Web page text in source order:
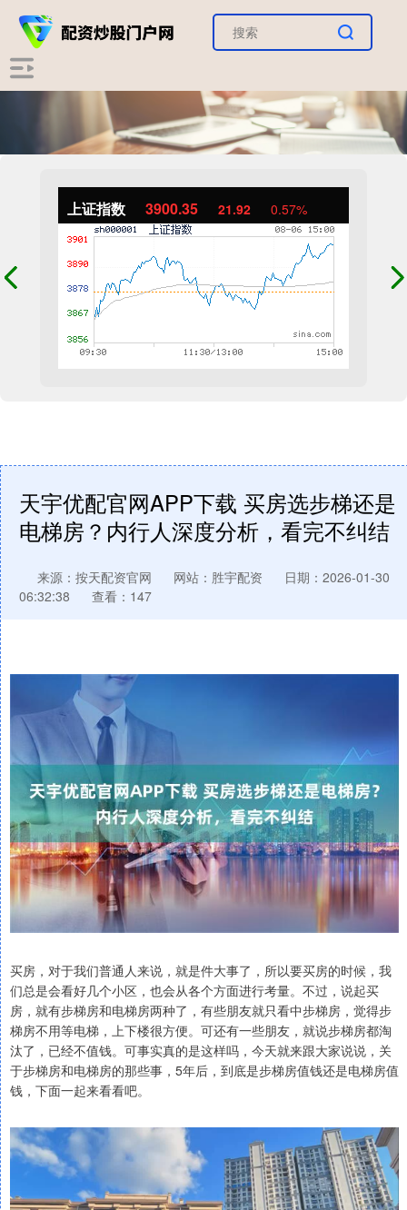
上证指数 3900.35 21.92 0.57%
天宇优配官网APP下载 买房选步梯还是
电梯房？内行人深度分析，看完不纠结
来源：按天配资官网 网站：胜宇配资
日期：2026-01-30
06:32:38
查看：147
买房，对于我们普通人来说，就是件大事了，所以要买房的时候，我
们总是会看好几个小区，也会从各个方面进行考量。不过，说起买
房，就有步梯房和电梯房两种了，有些朋友就只看中步梯房，觉得步
梯房不用等电梯，上下楼很方便。可还有一些朋友，就说步梯房都淘
汰了，已经不值钱。可事实真的是这样吗，今天就来跟大家说说，关
于步梯房和电梯房的那些事，5年后，到底是步梯房值钱还是电梯房值
钱，下面一起来看看吧。